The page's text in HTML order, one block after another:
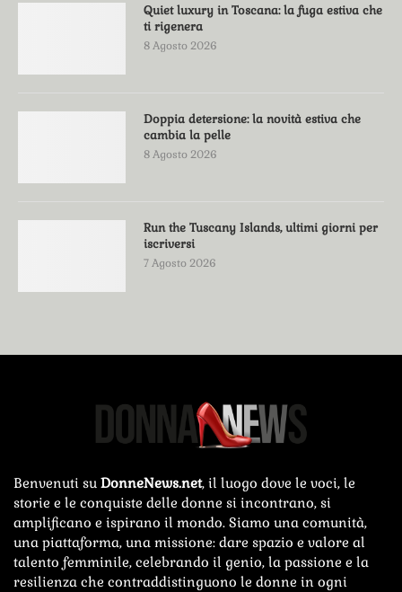
Quiet luxury in Toscana: la fuga estiva che
ti rigenera
8 Agosto 2026
Doppia detersione: la novità estiva che
cambia la pelle
8 Agosto 2026
Run the Tuscany Islands, ultimi giorni per
iscriversi
7 Agosto 2026
Benvenuti su DonneNews.net, il luogo dove le voci, le
storie e le conquiste delle donne si incontrano, si
amplificano e ispirano il mondo. Siamo una comunità,
una piattaforma, una missione: dare spazio e valore al
talento femminile, celebrando il genio, la passione e la
resilienza che contraddistinguono le donne in ogni